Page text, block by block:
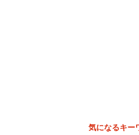
「お米や日本
気になるキー